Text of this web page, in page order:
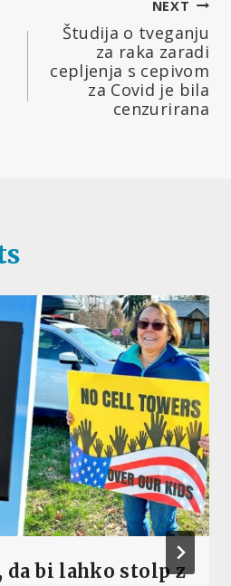
NEXT
Študija o tveganju
za raka zaradi
cepljenja s cepivom
za Covid je bila
cenzurirana
da bi lahko stolp z